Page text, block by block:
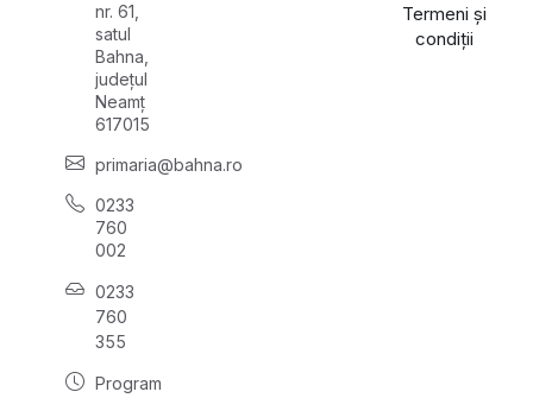
nr. 61,
satul
Bahna,
județul
Neamț
617015
primaria@bahna.ro
0233
760
002
0233
760
355
Program
Termeni și
condiții